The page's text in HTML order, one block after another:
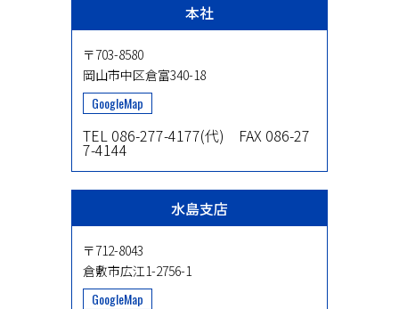
本社
〒703-8580
岡山市中区倉富340-18
GoogleMap
TEL 086-277-4177(代) FAX 086-27
7-4144
水島支店
〒712-8043
倉敷市広江1-2756-1
GoogleMap